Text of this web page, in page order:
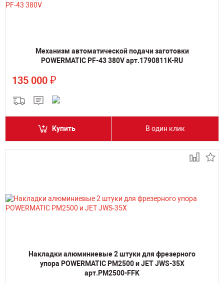
Механизм автоматической подачи заготовки
POWERMATIC PF-43 380V арт.1790811K-RU
135 000 ₽
Купить В один клик
Накладки алюминиевые 2 штуки для фрезерного
упора POWERMATIC PM2500 и JET JWS-35X
арт.PM2500-FFK